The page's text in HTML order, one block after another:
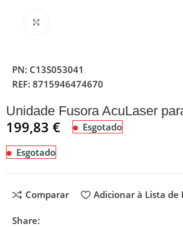
PN: C13S053041
REF:8715946474670
Unidade Fusora AcuLaser
199,83€ Esgotado
Esgotado
Comparar Adicionar à Lista de
Share: